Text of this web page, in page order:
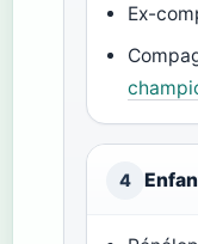
Ex-
4